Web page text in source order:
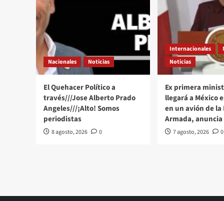
Nacionales Noticias
El Quehacer Político a
través///Jose Alberto Prado
Angeles///¡Alto! Somos
periodistas
8 agosto, 2026 0
Internacionales
Noticias
Ex primera
llegará a México
en un avión de la
Armada,
7 agosto, 2026 0